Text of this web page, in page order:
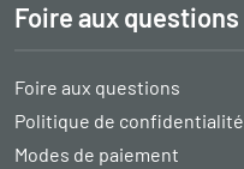
Foire aux questions
Foire aux questions
Politique de confidentialité
Modes de paiement